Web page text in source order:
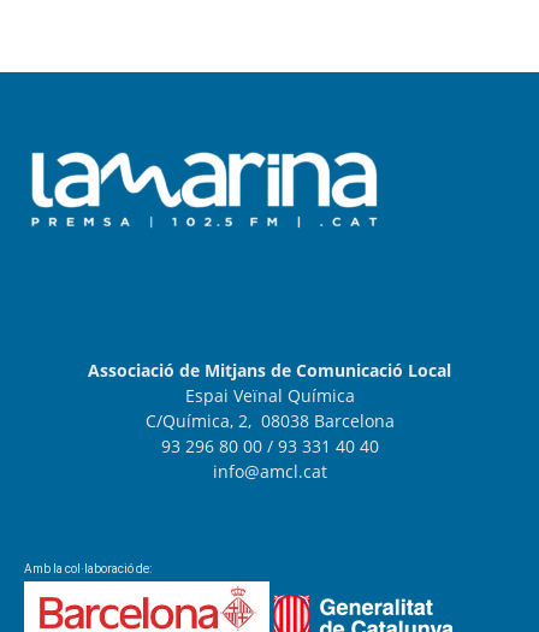
Associació de Mitjans de Comunicació Local
Espai Veïnal Química
C/Química, 2, 08038 Barcelona
93 296 80 00 / 93 331 40 40
info@amcl.cat
Amb la col·laboració de: